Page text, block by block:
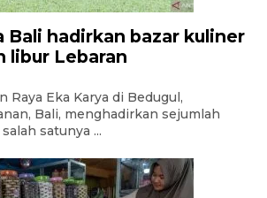
Bali hadirkan bazar kuliner
libur Lebaran
Raya Eka Karya di Bedugul,
Bali, menghadirkan sejumlah
satunya ...